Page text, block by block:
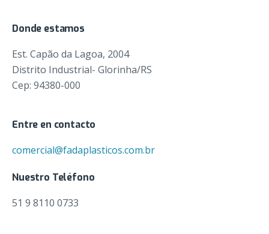
Donde estamos
Est. Capão da Lagoa, 2004
Distrito Industrial- Glorinha/RS
Cep: 94380-000
Entre en contacto
comercial@fadaplasticos.com.br
Nuestro Teléfono
51 9 8110 0733